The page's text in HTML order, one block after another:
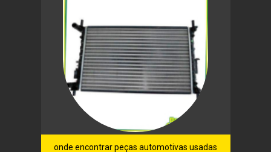
onde encontrar peças automotivas usadas